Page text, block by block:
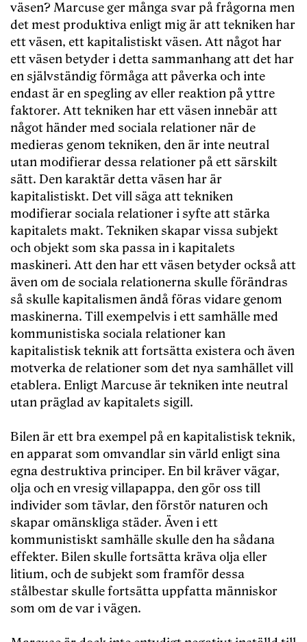
väsen? Marcuse ger många svar på frågorna men
det mest produktiva enligt mig är att tekniken har
ett väsen, ett kapitalistiskt väsen. Att något har
ett väsen betyder i detta sammanhang att det har
en självständig förmåga att påverka och inte
endast är en spegling av eller reaktion på yttre
faktorer. Att tekniken har ett väsen innebär att
något händer med sociala relationer när de
medieras genom tekniken, den är inte neutral
utan modifierar dessa relationer på ett särskilt
sätt. Den karaktär detta väsen har är
kapitalistiskt. Det vill säga att tekniken
modifierar sociala relationer i syfte att stärka
kapitalets makt. Tekniken skapar vissa subjekt
och objekt som ska passa in i kapitalets
maskineri. Att den har ett väsen betyder också att
även om de sociala relationerna skulle förändras
så skulle kapitalismen ändå föras vidare genom
maskinerna. Till exempelvis i ett samhälle med
kommunistiska sociala relationer kan
kapitalistisk teknik att fortsätta existera och även
motverka de relationer som det nya samhället vill
etablera. Enligt Marcuse är tekniken inte neutral
utan präglad av kapitalets sigill.
Bilen är ett bra exempel på en kapitalistisk teknik,
en apparat som omvandlar sin värld enligt sina
egna destruktiva principer. En bil kräver vägar,
olja och en vresig villapappa, den gör oss till
individer som tävlar, den förstör naturen och
skapar omänskliga städer. Även i ett
kommunistiskt samhälle skulle den ha sådana
effekter. Bilen skulle fortsätta kräva olja eller
litium, och de subjekt som framför dessa
stålbestar skulle fortsätta uppfatta människor
som om de var i vägen.